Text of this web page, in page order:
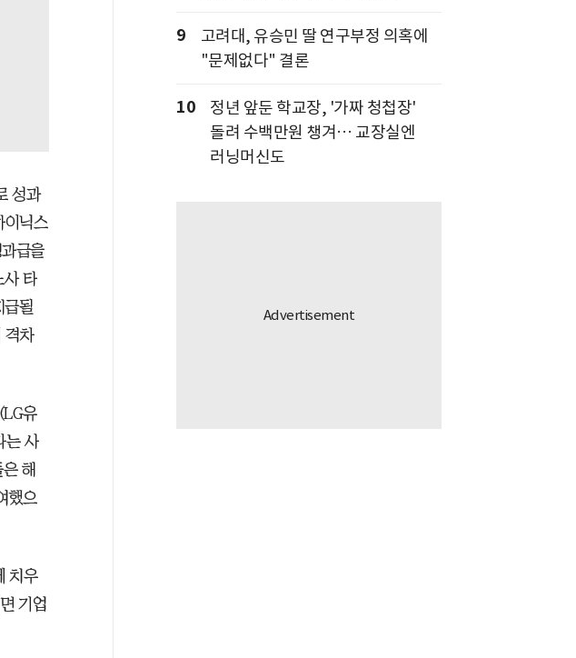
성과
이닉스
급을
사 타
급될
격차
유
는 사
해
했으
치우
기업
9
고려대, 유승민 딸 연구부정 의혹에
"문제없다" 결론
10
정년 앞둔 학교장, '가짜 청첩장'
돌려 수백만원 챙겨… 교장실엔
러닝머신도